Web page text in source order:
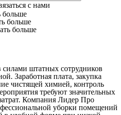
с нами
больше
больше
больше
силами штатных сотрудников
Заработная плата, закупка
чистящей химией, контроль
требуют значительных
Компания Лидер Про
уборки помещений